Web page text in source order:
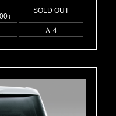
）
SOLD OUT
Ａ４